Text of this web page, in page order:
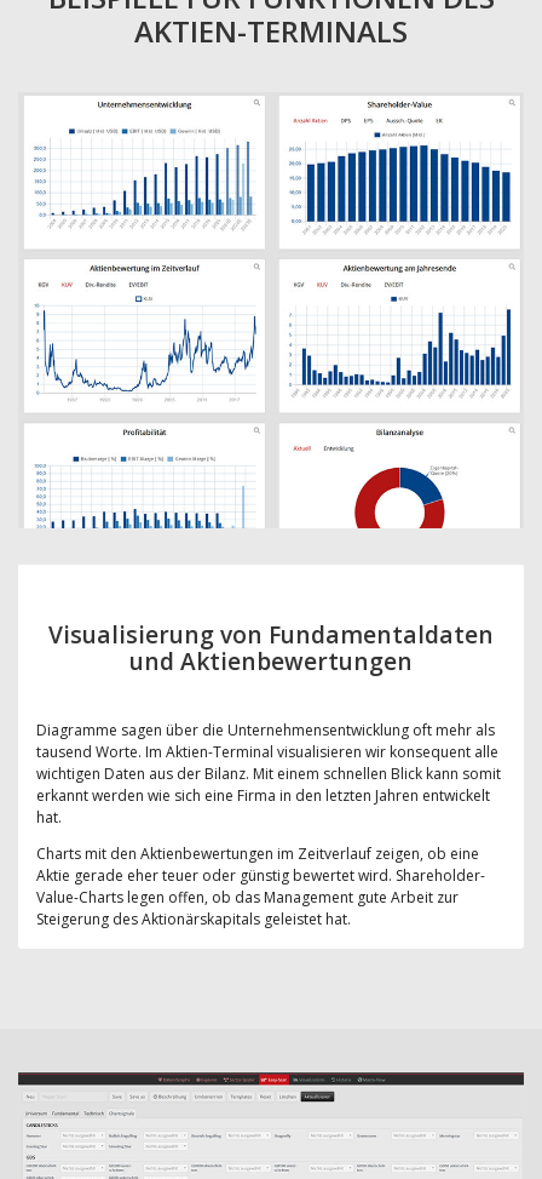
AKTIEN-TERMINALS
Visualisierung von Fundamentaldaten
und Aktienbewertungen
Diagramme sagen über die Unternehmensentwicklung oft mehr als
tausend Worte. Im Aktien-Terminal visualisieren wir konsequent alle
wichtigen Daten aus der Bilanz. Mit einem schnellen Blick kann somit
erkannt werden wie sich eine Firma in den letzten Jahren entwickelt
hat.
Charts mit den Aktienbewertungen im Zeitverlauf zeigen, ob eine
Aktie gerade eher teuer oder günstig bewertet wird. Shareholder-
Value-Charts legen offen, ob das Management gute Arbeit zur
Steigerung des Aktionärskapitals geleistet hat.